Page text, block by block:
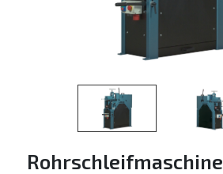
Rohrschleifmaschine